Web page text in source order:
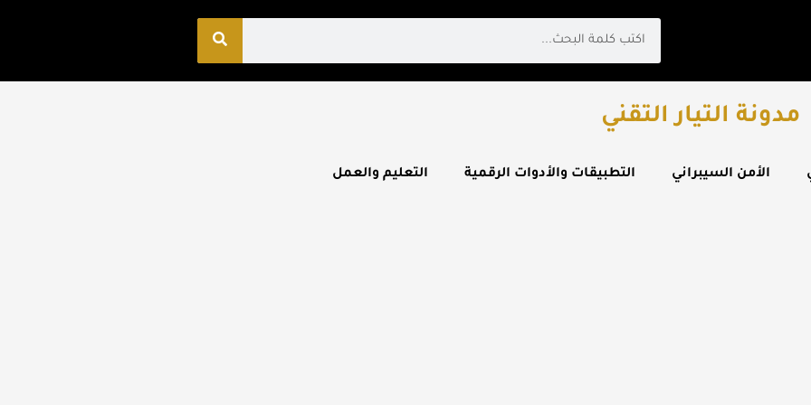
مدونة التيار التقني
الأمن السيبراني التطبيقات والأدوات الرقمية التعليم والعمل